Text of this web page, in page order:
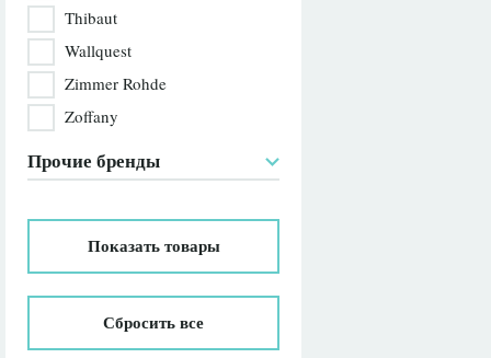
Thibaut
Wallquest
Zimmer Rohde
Zoffany
Прочие бренды
Показатьтовары
Сбросить все